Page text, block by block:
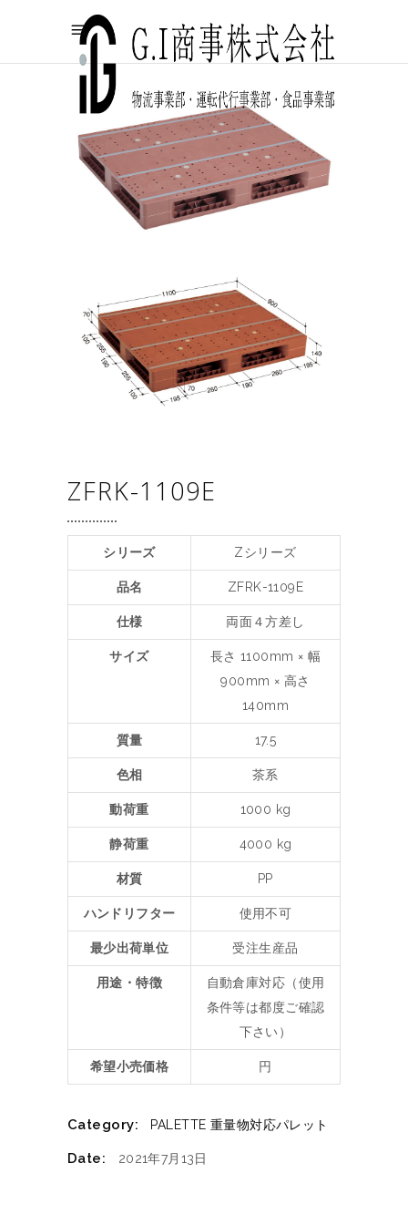
ZFRK-1109E
シリーズ Zシリーズ
品名 ZFRK-1109E
仕様 両面４方差し
サイズ
長さ 1100mm × 幅
900mm × 高さ
140mm
質量 17.5
色相 茶系
動荷重 1000 kg
静荷重 4000 kg
材質 PP
ハンドリフター 使用不可
最少出荷単位 受注生産品
用途・特徴
自動倉庫対応（使用
条件等は都度ご確認
下さい）
希望小売価格 円
Category: PALETTE 重量物対応パレット
Date: 2021年7月13日